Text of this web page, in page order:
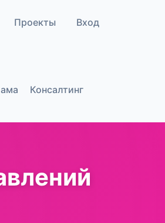
Проекты Вход
Консалтинг